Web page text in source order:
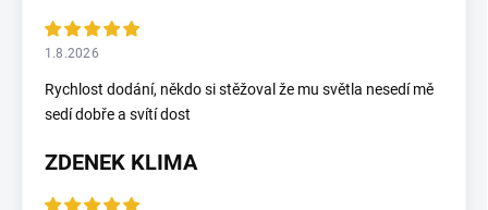
1.8.2026
Rychlost dodání, někdo si stěžoval že mu světla nesedí mě
sedí dobře a svítí dost
ZDENEK KLIMA